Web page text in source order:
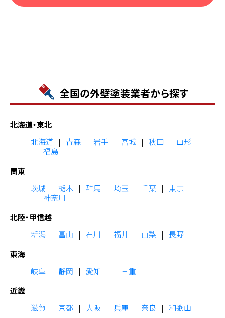
全国の外壁塗装業者から探す
北海道・東北
北海道
青森 岩手 宮城 秋田
山形
福島
関東
茨城
栃木 群馬 埼玉 千葉
東京
神奈川
北陸・甲信越
新潟
富山 石川 福井 山梨
長野
東海
岐阜
静岡 愛知
三重
近畿
滋賀
京都 大阪 兵庫 奈良
和歌山